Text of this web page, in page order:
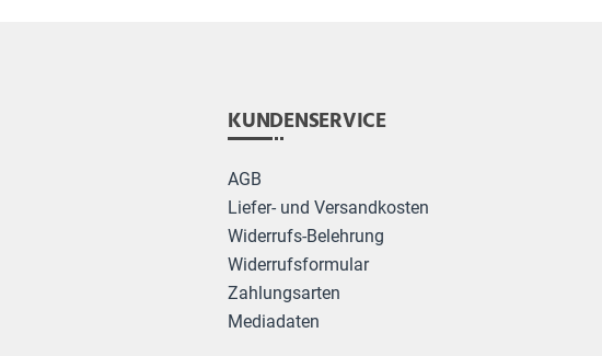
KUNDENSERVICE
AGB
Liefer- und Versandkosten
Widerrufs-Belehrung
Widerrufsformular
Zahlungsarten
Mediadaten